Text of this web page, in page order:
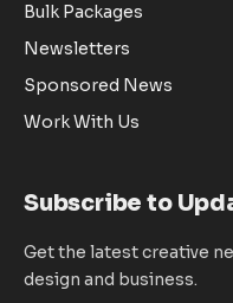
Bulk Packages
Newsletters
Sponsored News
Work With Us
Subscribe to
Get the latest creative
design and business.